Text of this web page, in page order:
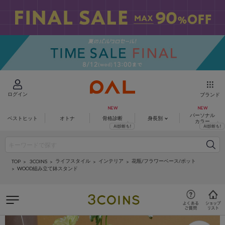
ログイン ブランド
ベストヒット オトナ 骨格診断 身長別
パーソナル
カラー
TOP 3COINS ライフスタイル インテリア
花瓶/フラワーベース/ポット
WOOD組み立て鉢スタンド